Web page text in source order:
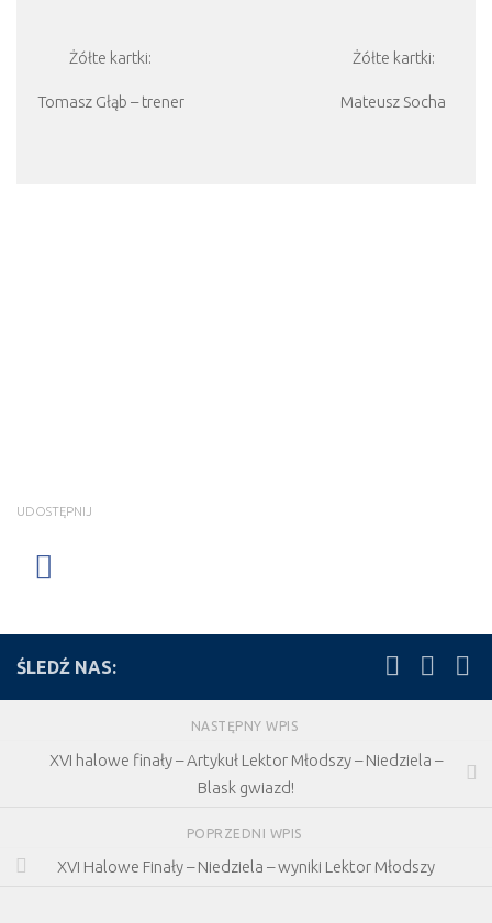
Żółte kartki:
Tomasz Głąb – trener
Żółte kartki:
Mateusz Socha
UDOSTĘPNIJ
ŚLEDŹ NAS:
NASTĘPNY WPIS
XVI halowe finały – Artykuł Lektor Młodszy – Niedziela –
Blask gwiazd!
POPRZEDNI WPIS
XVI Halowe Finały – Niedziela – wyniki Lektor Młodszy